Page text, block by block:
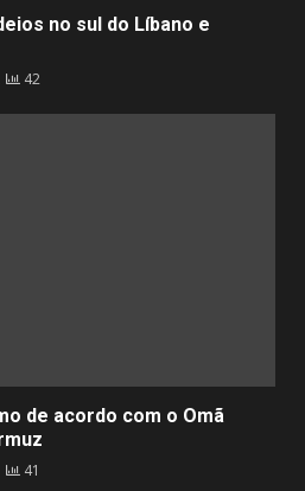
no sul do Líbano e
42
de acordo com o Omã
41